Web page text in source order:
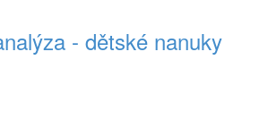
- dětské nanuky